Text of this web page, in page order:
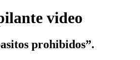
video
prohibidos”.